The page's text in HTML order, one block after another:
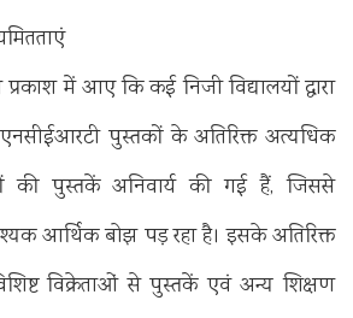
में आए कि कई निजी विद्यालयों द्वारा
एनसीईआरटी पुस्तकों के अतिरिक्त अत्यधिक
की पुस्तकें अनिवार्य की गई हैं, जिससे
आर्थिक बोझ पड़ रहा है। इसके अतिरिक्त
विक्रेताओं से पुस्तकें एवं अन्य शिक्षण